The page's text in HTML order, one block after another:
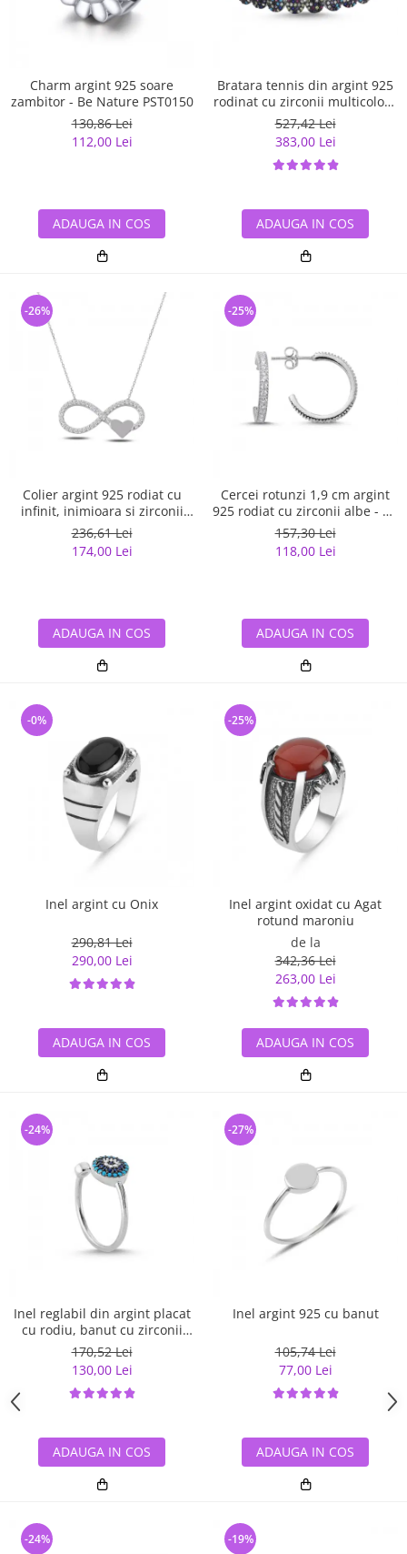
Charm argint 925 soare
zambitor - Be Nature PST0150
130,86 Lei
112,00 Lei
ADAUGA IN COS
Bratara tennis din argint 925
rodinat cu zirconii multicolore
- Be Elegant BTU0108
527,42 Lei
383,00 Lei
ADAUGA IN COS
Colier argint 925 rodiat cu
infinit, inimioara si zirconii
albe - Infinite You CTU0067
236,61 Lei
174,00 Lei
-26%
ADAUGA IN COS
Cercei rotunzi 1,9 cm argint
925 rodiat cu zirconii albe - Be
Elegant ETU0059
157,30 Lei
118,00 Lei
-25%
ADAUGA IN COS
Inel argint cu Onix
290,81 Lei
290,00 Lei
-0%
ADAUGA IN COS
Inel argint oxidat cu Agat
rotund maroniu
de la
342,36 Lei
263,00 Lei
-25%
ADAUGA IN COS
Inel reglabil din argint placat
cu rodiu, banut cu zirconii
albe si albastre
170,52 Lei
130,00 Lei
-24%
ADAUGA IN COS
Inel argint 925 cu banut
105,74 Lei
77,00 Lei
-27%
ADAUGA IN COS
-24% -19%